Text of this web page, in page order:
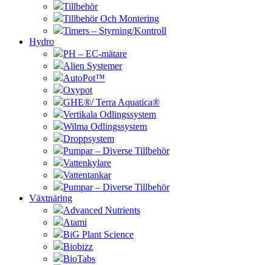
Tillbehör
Tillbehör Och Montering
Timers – Styrning/Kontroll
Hydro
PH – EC-mätare
Alien Systemer
AutoPot™
Oxypot
GHE®/ Terra Aquatica®
Vertikala Odlingssystem
Wilma Odlingssystem
Droppsystem
Pumpar – Diverse Tillbehör
Vattenkylare
Vattentankar
Pumpar – Diverse Tillbehör
Växtnäring
Advanced Nutrients
Atami
BiG Plant Science
Biobizz
BioTabs